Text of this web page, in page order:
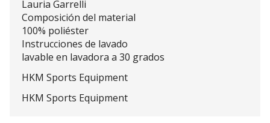
Lauria Garrelli
Composición del material
100% poliéster
Instrucciones de lavado
lavable en lavadora a 30 grados
HKM Sports Equipment
HKM Sports Equipment